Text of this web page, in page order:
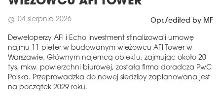
schedule 04 sierpnia 2026 Opr./edited by MF
Deweloperzy AFI i Echo Investment sfinalizowali umowę
najmu 11 pięter w budowanym wieżowcu AFI Tower w
Warszawie. Głównym najemcą obiektu, zajmując około 20
tys. mkw. powierzchni biurowej, została firma doradcza PwC
Polska. Przeprowadzka do nowej siedziby zaplanowana jest
na początek 2029 roku.